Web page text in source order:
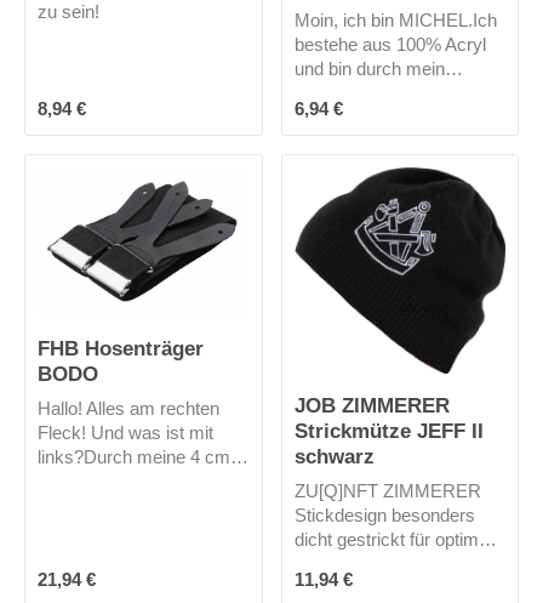
zu sein!
Regulärer Preis:
8,94 €
Moin, ich bin MICHEL.Ich
bestehe aus 100% Acryl
und bin durch mein
atmungsaktiv -also ideal
für alle Tätigkeiten im
Freien.Mich gibt es in 3
Farben.
Regulärer Preis:
6,94 €
FHB Hosenträger
BODO
Hallo! Alles am rechten
Fleck! Und was ist mit
links?Durch meine 4 cm
hingehört.Rechts wie
Regulärer Preis:
21,94 €
JOB ZIMMERER
Strickmütze JEFF II
schwarz
ZU[Q]NFT ZIMMERER
Stickdesign besonders
dicht gestrickt für optimale
Regulärer Preis:
11,94 €